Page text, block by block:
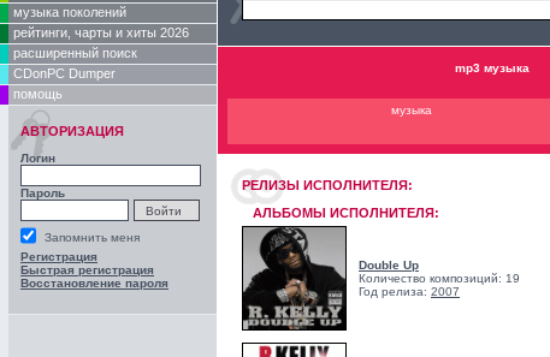
музыка поколений
рейтинги, чарты и хиты 2026
расширенный поиск
CDonPC Dumper
помощь
АВТОРИЗАЦИЯ
Логин
Пароль
Запомнить меня
Регистрация
Быстрая регистрация
Восстановление пароля
mp3 музыка
музыка
РЕЛИЗЫ ИCПОЛНИТЕЛЯ:
АЛЬБОМЫ ИСПОЛНИТЕЛЯ:
Double Up
Количество композиций: 19
Год релиза: 2007